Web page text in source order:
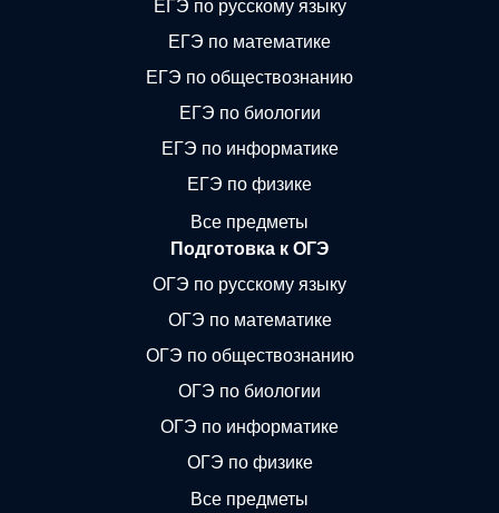
ЕГЭ по русскому языку
ЕГЭ по математике
ЕГЭ по обществознанию
ЕГЭ по биологии
ЕГЭ по информатике
ЕГЭ по физике
Все предметы
Подготовка к ОГЭ
ОГЭ по русскому языку
ОГЭ по математике
ОГЭ по обществознанию
ОГЭ по биологии
ОГЭ по информатике
ОГЭ по физике
Все предметы